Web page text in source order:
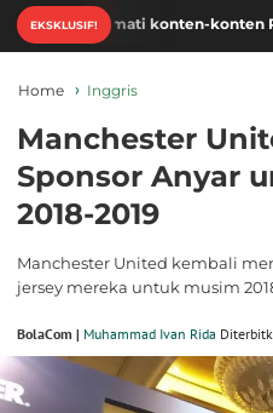
EKSKLUSIF!
konten-konten Piala Dunia
Home Inggris
Manchester
Sponsor Anyar
2018-2019
Manchester United kembali
jersey mereka untuk musim
BolaCom | Muhammad Ivan Rida